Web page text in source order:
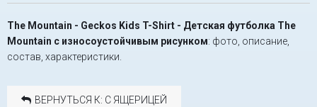
The Mountain - Geckos Kids T-Shirt - Детская футболка The
Mountain с износоустойчивым рисунком: фото, описание,
состав, характеристики.
ВЕРНУТЬСЯ К: С ЯЩЕРИЦЕЙ